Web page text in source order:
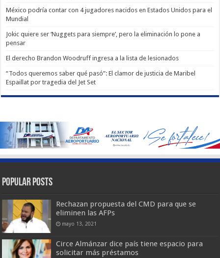
México podría contar con 4 jugadores nacidos en Estados Unidos para el
Mundial
Jokic quiere ser ‘Nuggets para siempre’, pero la eliminación lo pone a
pensar
El derecho Brandon Woodruff ingresa a la lista de lesionados
“Todos queremos saber qué pasó”: El clamor de justicia de Maribel
Espaillat por tragedia del Jet Set
Popular Posts
Rechazan propuesta del CMD para que se
eliminen las AFPs
mayo 13, 2021
Circe Almánzar dice país tiene espacio para
solicitar más préstamos